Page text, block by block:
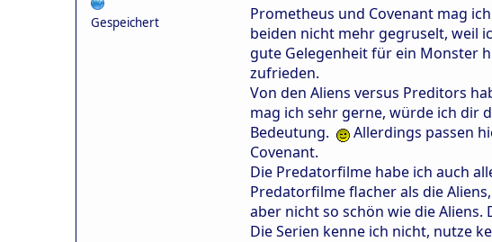
Gespeichert
Prometheus und Covenant mag
beiden nicht mehr gegruselt, weil
gute Gelegenheit für ein Monster
zufrieden.
Von den Aliens versus Preditors
mag ich sehr gerne, würde ich dir
Bedeutung.
Allerdings passen
Covenant.
Die Predatorfilme habe ich auch
Predatorfilme flacher als die
aber nicht so schön wie die
Die Serien kenne ich nicht, nutze